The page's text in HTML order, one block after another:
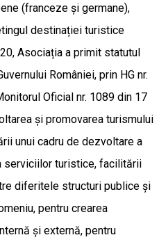
(franceze și germane),
destinației turistice
Asociația a primit statutul
României, prin HG nr.
Oficial nr. 1089 din 17
și promovarea turismului
unui cadru de dezvoltare a
serviciilor turistice, facilitării
diferitele structuri publice și
pentru crearea
și externă, pentru